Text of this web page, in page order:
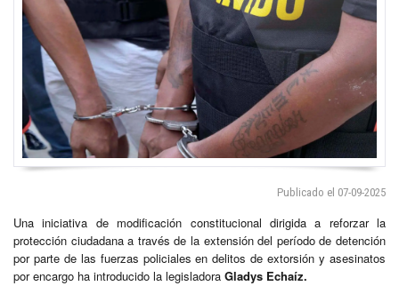
Publicado el 07-09-2025
Una iniciativa de modificación constitucional dirigida a reforzar la
protección ciudadana a través de la extensión del período de detención
por parte de las fuerzas policiales en delitos de extorsión y asesinatos
por encargo ha introducido la legisladora Gladys Echaíz.